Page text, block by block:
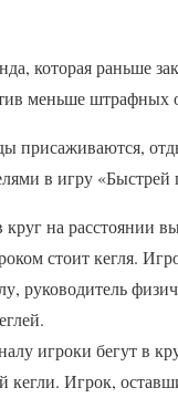
которая раньше
меньше штрафных
присаживаются,
в игру «Быстрей
круг на расстоянии
стоит кегля.
руководитель
игроки бегут в
кегли. Игрок,